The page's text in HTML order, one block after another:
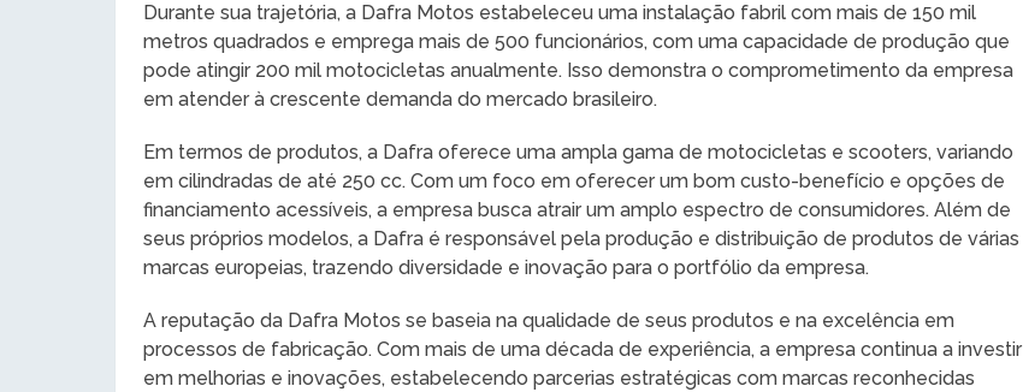
Durante sua trajetória, a Dafra Motos estabeleceu uma instalação fabril com mais de 150 mil
metros quadrados e emprega mais de 500 funcionários, com uma capacidade de produção que
pode atingir 200 mil motocicletas anualmente. Isso demonstra o comprometimento da empresa
em atender à crescente demanda do mercado brasileiro.
Em termos de produtos, a Dafra oferece uma ampla gama de motocicletas e scooters, variando
em cilindradas de até 250 cc. Com um foco em oferecer um bom custo-benefício e opções de
financiamento acessíveis, a empresa busca atrair um amplo espectro de consumidores. Além de
seus próprios modelos, a Dafra é responsável pela produção e distribuição de produtos de várias
marcas europeias, trazendo diversidade e inovação para o portfólio da empresa.
A reputação da Dafra Motos se baseia na qualidade de seus produtos e na excelência em
processos de fabricação. Com mais de uma década de experiência, a empresa continua a investir
em melhorias e inovações, estabelecendo parcerias estratégicas com marcas reconhecidas